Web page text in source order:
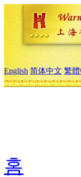
English 简体中文 繁
홈